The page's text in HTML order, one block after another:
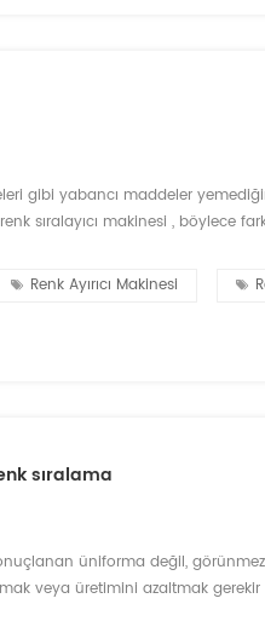
gibi yabancı maddeler
sıralayıcı makinesi , böylece
Renk Ayırıcı Makinesi
sıralama
üniforma değil, görünmez
veya üretimini azaltmak gerekir